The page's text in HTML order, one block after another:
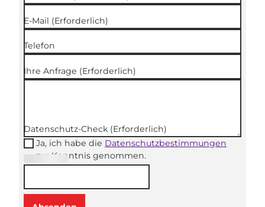
E-Mail (Erforderlich)
Telefon
Ihre Anfrage (Erforderlich)
Datenschutz-Check (Erforderlich)
Ja, ich habe die Datenschutzbestimmungen
zur Kenntnis genommen.